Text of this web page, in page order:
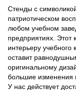
Стенды с
патриотическом
любом учебном
предприятиях. Этот
интерьеру
оставит
оригинальному
большие изменения
У нас действует